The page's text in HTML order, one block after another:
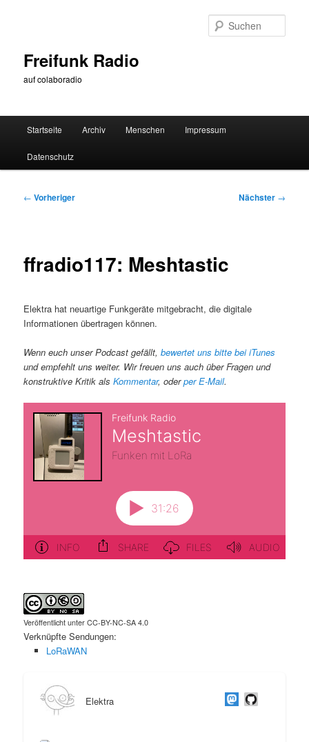
Freifunk Radio
auf colaboradio
Startseite Archiv Menschen Impressum
Datenschutz
Beitragsnavigation
← Vorheriger Nächster →
ffradio117: Meshtastic
Elektra hat neuartige Funkgeräte mitgebracht, die digitale
Informationen übertragen können.
Wenn euch unser Podcast gefällt,bewertet uns bitte bei iTunes
und empfehlt uns weiter. Wir freuen uns auch über Fragen und
konstruktive Kritik alsKommentar, oderper E-Mail.
Veröffentlicht unter CC-BY-NC-SA 4.0
Verknüpfte Sendungen:
LoRaWAN
Elektra